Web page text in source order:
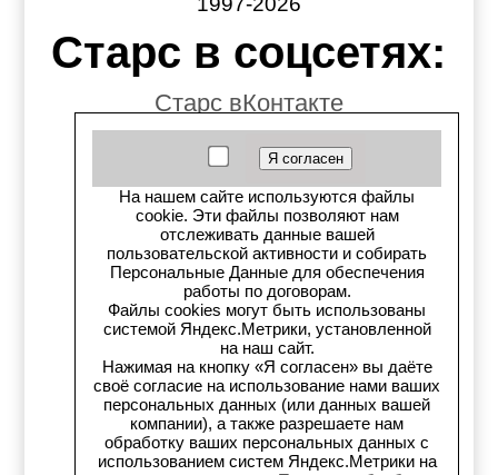
Старс в соцсетях:
Старс вКонтакте
Старс в YouTube
Телеграм-канал
Старс на Drom.ru
Старс в auto.ru
Старс в картах Яндекс
Старс в картах 2ГИС
Старс на Avito.ru
На нашем сайте используются файлы
cookie. Эти файлы позволяют нам
отслеживать данные вашей
пользовательской активности и собирать
Персональные Данные для обеспечения
работы по договорам.
Файлы cookies могут быть использованы
системой Яндекс.Метрики, установленной
на наш сайт.
Нажимая на кнопку «Я согласен» вы даёте
своё согласие на использование нами ваших
персональных данных (или данных вашей
компании), а также разрешаете нам
обработку ваших персональных данных с
использованием систем Яндекс.Метрики на